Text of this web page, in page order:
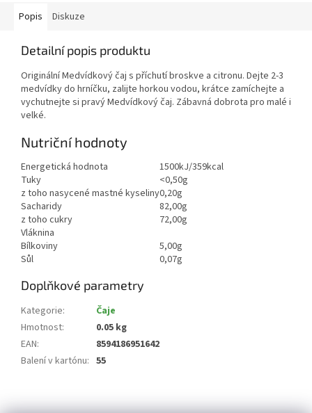
Popis Diskuze
Detailní popis produktu
Originální Medvídkový čaj s příchutí broskve a citronu. Dejte 2-3
medvídky do hrníčku, zalijte horkou vodou, krátce zamíchejte a
vychutnejte si pravý Medvídkový čaj. Zábavná dobrota pro malé i
velké.
Nutriční hodnoty
Energetická hodnota
1500kJ/359kcal
Tuky
<0,50g
z toho nasycené mastné kyseliny0,20g
Sacharidy
82,00g
z toho cukry
72,00g
Vláknina
Bílkoviny
5,00g
Sůl
0,07g
Doplňkové parametry
Kategorie:
Čaje
Hmotnost:
0.05 kg
EAN:
8594186951642
Balení v kartónu: 55